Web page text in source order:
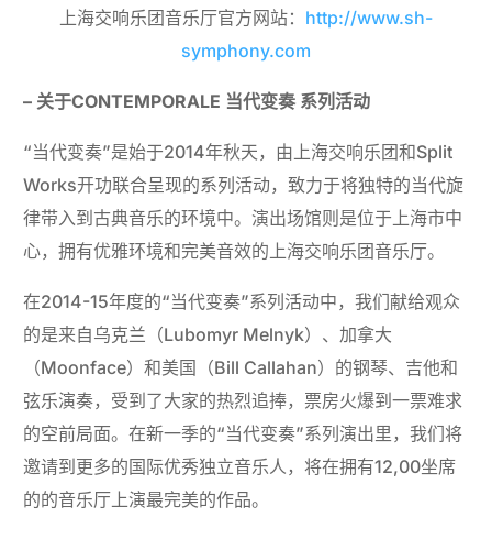
上海交响乐团音乐厅官方网站： http://www.sh-
symphony.com
– 关于CONTEMPORALE 当代变奏 系列活动
“当代变奏”是始于2014年秋天，由上海交响乐团和Split
Works开功联合呈现的系列活动，致力于将独特的当代旋
律带入到古典音乐的环境中。演出场馆则是位于上海市中
心，拥有优雅环境和完美音效的上海交响乐团音乐厅。
在2014-15年度的“当代变奏”系列活动中，我们献给观众
的是来自乌克兰（Lubomyr Melnyk）、加拿大
（Moonface）和美国（Bill Callahan）的钢琴、吉他和
弦乐演奏，受到了大家的热烈追捧，票房火爆到一票难求
的空前局面。在新一季的“当代变奏”系列演出里，我们将
邀请到更多的国际优秀独立音乐人，将在拥有12,00坐席
的的音乐厅上演最完美的作品。